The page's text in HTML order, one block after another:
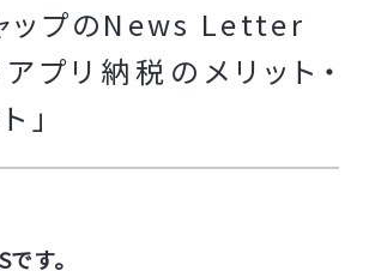
ップのNews Letter
アプリ納税のメリット・
」
す。